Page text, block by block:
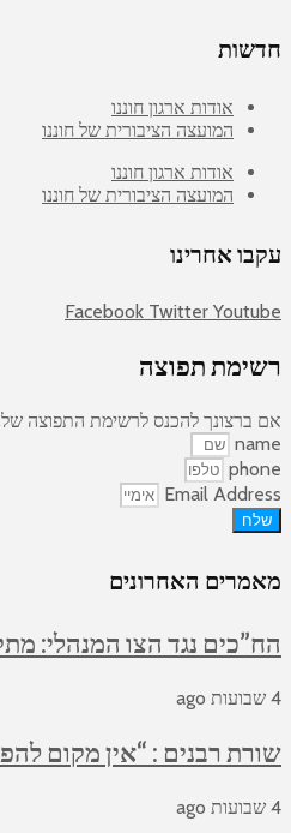
חדשות
אודות ארגון חוננו
המועצה הציבורית של חוננו
אודות ארגון חוננו
המועצה הציבורית של חוננו
עקבו אחרינו
Facebook Twitter Youtube
רשימת תפוצה
אם ברצונך להכנס לרשימת התפוצה
name
phone
Email Address
שלח
מאמרים האחרונים
הח”כים נגד הצו המנהלי:
4 שבועות ago
שורת רבנים : “אין מקום
4 שבועות ago